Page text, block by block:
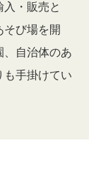
・販売と
そび場を開
、自治体のあ
も手掛けてい